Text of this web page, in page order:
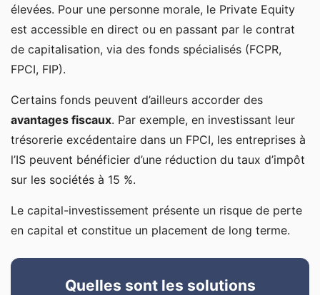
élevées. Pour une personne morale, le Private Equity
est accessible en direct ou en passant par le contrat
de capitalisation, via des fonds spécialisés (FCPR,
FPCI, FIP).
Certains fonds peuvent d’ailleurs accorder des
avantages fiscaux. Par exemple, en investissant leur
trésorerie excédentaire dans un FPCI, les entreprises à
l’IS peuvent bénéficier d’une réduction du taux d’impôt
sur les sociétés à 15 %.
Le capital-investissement présente un risque de perte
en capital et constitue un placement de long terme.
Quelles sont les solutions